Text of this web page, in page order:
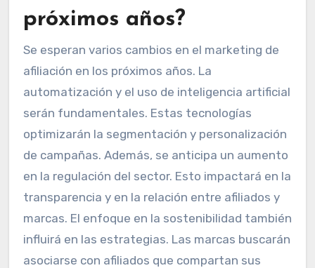
próximos años?
Se esperan varios cambios en el marketing de
afiliación en los próximos años. La
automatización y el uso de inteligencia artificial
serán fundamentales. Estas tecnologías
optimizarán la segmentación y personalización
de campañas. Además, se anticipa un aumento
en la regulación del sector. Esto impactará en la
transparencia y en la relación entre afiliados y
marcas. El enfoque en la sostenibilidad también
influirá en las estrategias. Las marcas buscarán
asociarse con afiliados que compartan sus